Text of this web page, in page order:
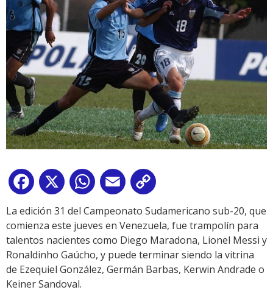
Facebook
X WhatsApp
Email
Link
La edición 31 del Campeonato Sudamericano sub-20, que
comienza este jueves en Venezuela, fue trampolín para
talentos nacientes como Diego Maradona, Lionel Messi y
Ronaldinho Gaúcho, y puede terminar siendo la vitrina
de Ezequiel González, Germán Barbas, Kerwin Andrade o
Keiner Sandoval.